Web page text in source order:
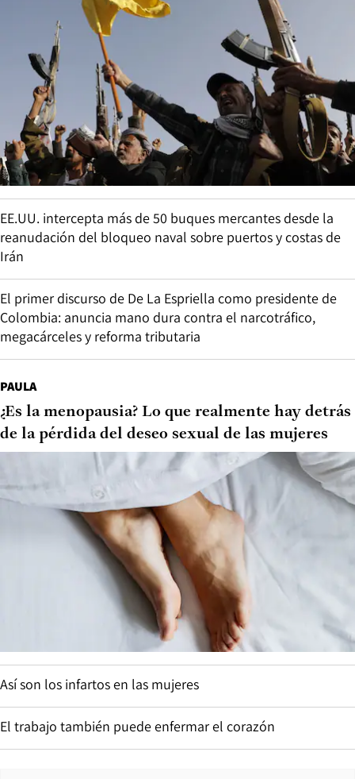
EE.UU. intercepta más de 50 buques mercantes desde la
reanudación del bloqueo naval sobre puertos y costas de
Irán
El primer discurso de De La Espriella como presidente de
Colombia: anuncia mano dura contra el narcotráfico,
megacárceles y reforma tributaria
PAULA
¿Es la menopausia? Lo que realmente hay detrás
de la pérdida del deseo sexual de las mujeres
Así son los infartos en las mujeres
El trabajo también puede enfermar el corazón